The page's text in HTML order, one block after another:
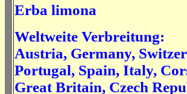
Erba limona
Weltweite Verbreitung:
Austria, Germany,
Portugal, Spain, Italy,
Great Britain, Czech